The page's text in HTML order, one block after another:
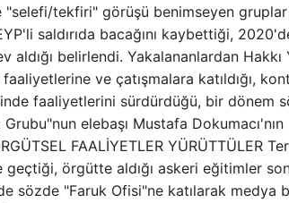
tekfiri" görüşü benimseyen
saldırıda bacağını kaybettiği,
belirlendi. Yakalananlardan Hakkı
ve çatışmalara katıldığı,
faaliyetlerini sürdürdüğü, bir dönem
elebaşı Mustafa Dokumacı'nın
FAALİYETLER YÜRÜTTÜLER
örgütte aldığı askeri eğitimler
sözde "Faruk Ofisi"ne katılarak medya